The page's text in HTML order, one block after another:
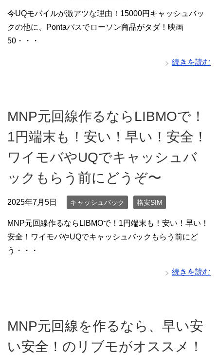
今UQモバイルが激アツな理由！15000円キャッシュバッ
クの他に、Pontaパスでローソン商品がタダ！映画
50・・・
続きを読む
MNP元回線作るならLIBMOで！
1円端末も！安い！早い！安全！
ワイモバやUQでキャッシュバ
ックもらう前にどうぞ〜
2025年7月5日 キャッシュバック 格安SIM
MNP元回線作るならLIBMOで！1円端末も！安い！早い！
安全！ワイモバやUQでキャッシュバックもらう前にど
う・・・
続きを読む
MNP元回線を作るなら、早い安
い安全！のリブモがオススメ！